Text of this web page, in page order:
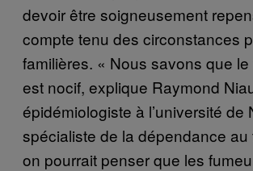
devoir être soigneusement
compte tenu des circonstances
familières. « Nous savons que
est nocif, explique Raymond
épidémiologiste à l’université de
spécialiste de la dépendance au
on pourrait penser que les